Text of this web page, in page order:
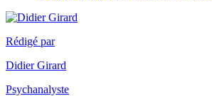
Rédigé par
Didier Girard
Psychanalyste